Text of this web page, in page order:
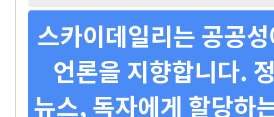
스카이데일리는 공공
언론을 지향합니다.
뉴스, 독자에게 할당하